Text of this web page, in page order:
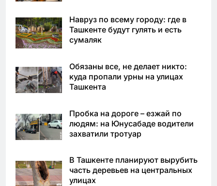
Навруз по всему городу: где в
Ташкенте будут гулять и есть
сумаляк
Обязаны все, не делает никто:
куда пропали урны на улицах
Ташкента
Пробка на дороге – езжай по
людям: на Юнусабаде водители
захватили тротуар
В Ташкенте планируют вырубить
часть деревьев на центральных
улицах